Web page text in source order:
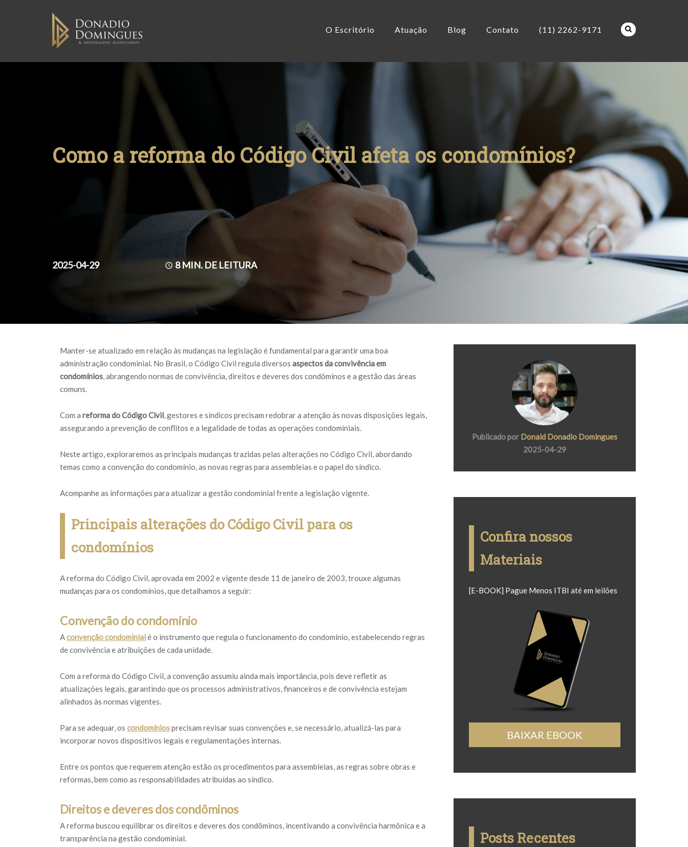
O Escritório Atuação Blog Contato (11) 2262-9171
Como a reforma do Código Civil afeta os condomínios?
2025-04-29 8MIN. DE LEITURA
Manter-se atualizado em relação às mudanças na legislação é fundamental para garantir uma boa
administração condominial. No Brasil, o Código Civil regula diversos aspectos da convivência em
condomínios, abrangendo normas de convivência, direitos e deveres dos condôminos e a gestão das áreas
comuns.
Com a reforma do Código Civil, gestores e síndicos precisam redobrar a atenção às novas disposições legais,
assegurando a prevenção de conflitos e a legalidade de todas as operações condominiais.
Neste artigo, exploraremos as principais mudanças trazidas pelas alterações no Código Civil, abordando
temas como a convenção do condomínio, as novas regras para assembleias e o papel do síndico.
Acompanhe as informações para atualizar a gestão condominial frente a legislação vigente.
Principais alterações do Código Civil para os
condomínios
A reforma do Código Civil, aprovada em 2002 e vigente desde 11 de janeiro de 2003, trouxe algumas
mudanças para os condomínios, que detalhamos a seguir:
Convenção do condomínio
Aconvenção condominialé o instrumento que regula o funcionamento do condomínio, estabelecendo regras
de convivência e atribuições de cada unidade.
Com a reforma do Código Civil, a convenção assumiu ainda mais importância, pois deve refletir as
atualizações legais, garantindo que os processos administrativos, financeiros e de convivência estejam
alinhados às normas vigentes.
Para se adequar, os condomíniosprecisam revisar suas convenções e, se necessário, atualizá-las para
incorporar novos dispositivos legais e regulamentações internas.
Entre os pontos que requerem atenção estão os procedimentos para assembleias, as regras sobre obras e
reformas, bem como as responsabilidades atribuídas ao síndico.
Direitos e deveres dos condôminos
A reforma buscou equilibrar os direitos e deveres dos condôminos, incentivando a convivência harmônica e a
transparência na gestão condominial.
Publicado por Donald Donadio Domingues
2025-04-29
Confira nossos
Materiais
[E-BOOK] Pague Menos ITBI até em leilões
BAIXAR EBOOK
Posts Recentes